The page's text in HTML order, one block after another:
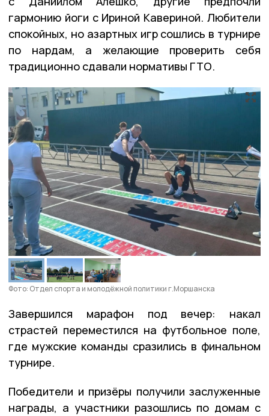
гармонию йоги с Ириной Кавериной. Любители
спокойных, но азартных игр сошлись в турнире
по нардам, а желающие проверить себя
традиционно сдавали нормативы ГТО.
Фото: Отдел спорта и молодёжной политики г.Моршанска
Завершился марафон под вечер: накал
страстей переместился на футбольное поле,
где мужские команды сразились в финальном
турнире.
Победители и призёры получили заслуженные
награды, а участники разошлись по домам с